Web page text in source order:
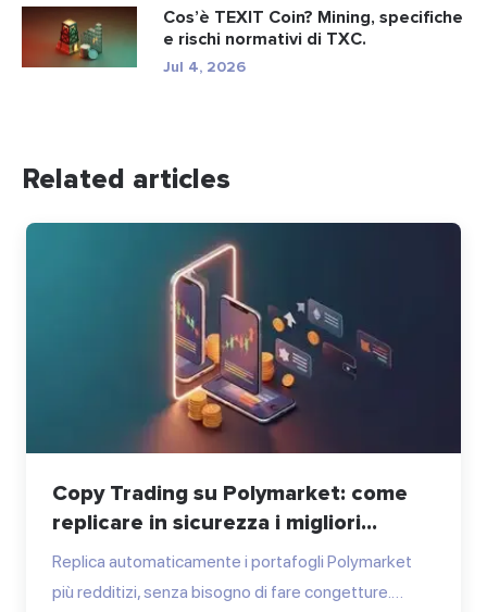
Cos’è TEXIT Coin? Mining, specifiche
e rischi normativi di TXC.
Jul 4, 2026
Related articles
Copy Trading su Polymarket: come
replicare in sicurezza i migliori...
Replica automaticamente i portafogli Polymarket
più redditizi, senza bisogno di fare congetture.…